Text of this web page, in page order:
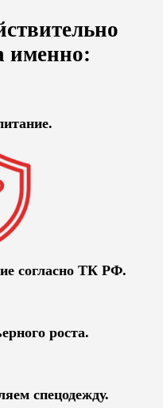
именно:
согласно ТК РФ.
роста.
спецодежду.